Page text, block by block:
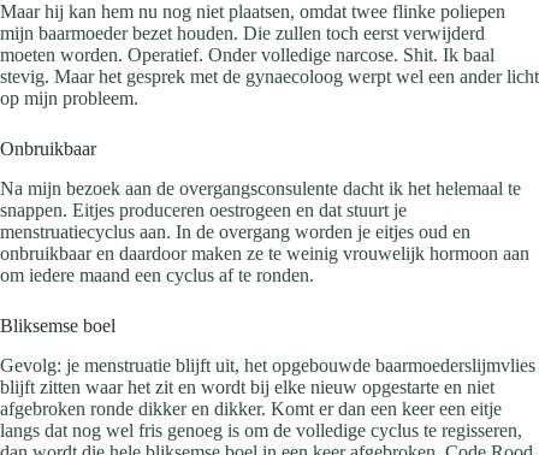
Maar hij kan hem nu nog niet plaatsen, omdat twee flinke poliepen
mijn baarmoeder bezet houden. Die zullen toch eerst verwijderd
moeten worden. Operatief. Onder volledige narcose. Shit. Ik baal
stevig. Maar het gesprek met de gynaecoloog werpt wel een ander licht
op mijn probleem.
Onbruikbaar
Na mijn bezoek aan de overgangsconsulente dacht ik het helemaal te
snappen. Eitjes produceren oestrogeen en dat stuurt je
menstruatiecyclus aan. In de overgang worden je eitjes oud en
onbruikbaar en daardoor maken ze te weinig vrouwelijk hormoon aan
om iedere maand een cyclus af te ronden.
Bliksemse boel
Gevolg: je menstruatie blijft uit, het opgebouwde baarmoederslijmvlies
blijft zitten waar het zit en wordt bij elke nieuw opgestarte en niet
afgebroken ronde dikker en dikker. Komt er dan een keer een eitje
langs dat nog wel fris genoeg is om de volledige cyclus te regisseren,